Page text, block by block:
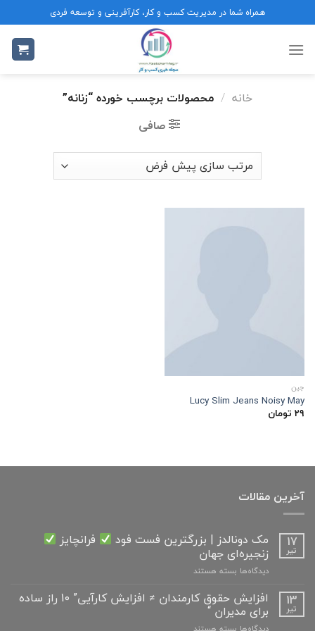
to
content
همراه شما در مدیریت کسب و کار، کارآفرینی و توسعه فردی
خانه / محصولات برچسب خورده “زنانه”
صافی
جین
Lucy Slim Jeans Noisy May
۲۹ تومان
آخرین مقالات
17
تیر
مک دونالدز | بزرگترین فست فود فرانچایز
زنجیره‌ای جهان
دیدگاه‌ها برای
دونالدز
|
بزرگترین
بسته هستند
13
تیر
افزایش حقوق کارمندان ≠ افزایش کارآیی” 10 راز ساده
برای مدیران “
دیدگاه‌ها برای
بسته هستند